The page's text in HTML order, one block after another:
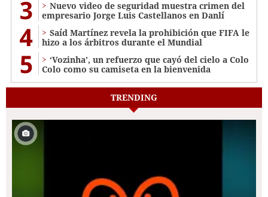
3
Nuevo video de seguridad muestra crimen del
empresario Jorge Luis Castellanos en Danlí
4
Saíd Martínez revela la prohibición que FIFA le
hizo a los árbitros durante el Mundial
5
‘Vozinha’, un refuerzo que cayó del cielo a Colo
Colo como su camiseta en la bienvenida
TRENDING